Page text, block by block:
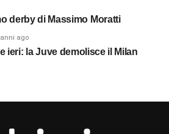
derby di Massimo Moratti
ago
ieri: la Juve demolisce il Milan